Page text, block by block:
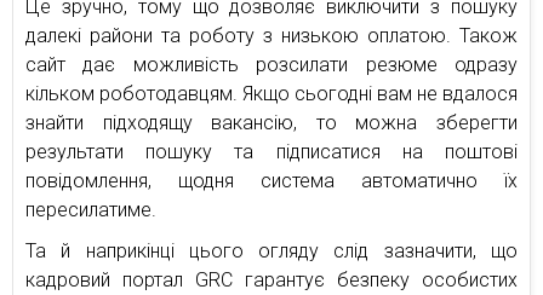
Це зручно, тому що дозволяє виключити з пошуку
далекі райони та роботу з низькою оплатою. Також
сайт дає можливість розсилати резюме одразу
кільком роботодавцям. Якщо сьогодні вам не вдалося
знайти підходящу вакансію, то можна зберегти
результати пошуку та підписатися на поштові
повідомлення, щодня система автоматично їх
пересилатиме.
Та й наприкінці цього огляду слід зазначити, що
кадровий портал GRC гарантує безпеку особистих